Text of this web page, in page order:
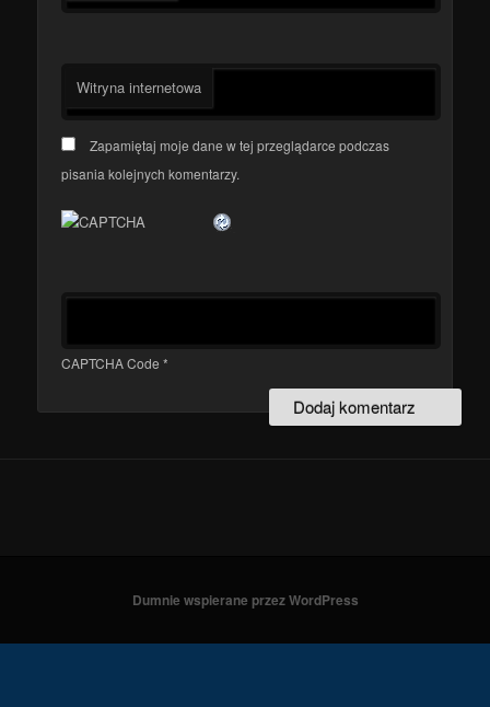
Witryna internetowa
Zapamiętaj moje dane w tej przeglądarce podczas
pisania kolejnych komentarzy.
CAPTCHA Code *
Dumnie wspierane przez WordPress